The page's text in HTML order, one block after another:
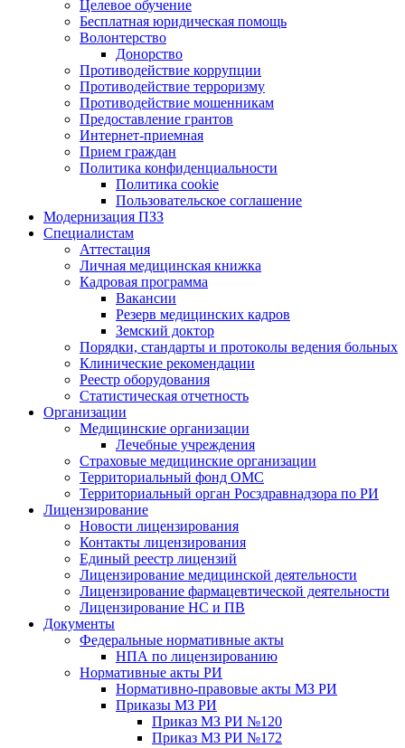
Целевое обучение
Бесплатная юридическая помощь
Волонтерство
Донорство
Противодействие коррупции
Противодействие терроризму
Противодействие мошенникам
Предоставление грантов
Интернет-приемная
Прием граждан
Политика конфиденциальности
Политика cookie
Пользовательское соглашение
Модернизация ПЗЗ
Специалистам
Аттестация
Личная медицинская книжка
Кадровая программа
Вакансии
Резерв медицинских кадров
Земский доктор
Порядки, стандарты и протоколы ведения больных
Клинические рекомендации
Реестр оборудования
Статистическая отчетность
Организации
Медицинские организации
Лечебные учреждения
Страховые медицинские организации
Территориальный фонд ОМС
Территориальный орган Росздравнадзора по РИ
Лицензирование
Новости лицензирования
Контакты лицензирования
Единый реестр лицензий
Лицензирование медицинской деятельности
Лицензирование фармацевтической деятельности
Лицензирование НС и ПВ
Документы
Федеральные нормативные акты
НПА по лицензированию
Нормативные акты РИ
Нормативно-правовые акты МЗ РИ
Приказы МЗ РИ
Приказ МЗ РИ №120
Приказ МЗ РИ №172